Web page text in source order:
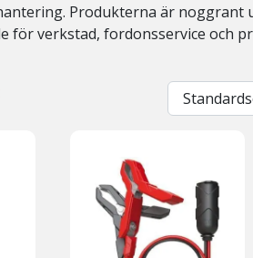
Produkterna är
för verkstad, fordonsservice och